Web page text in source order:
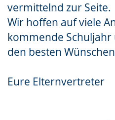
vermittelnd zur Seite.
Wir hoffen auf viele
kommende
den besten
Eure Elternvertreter